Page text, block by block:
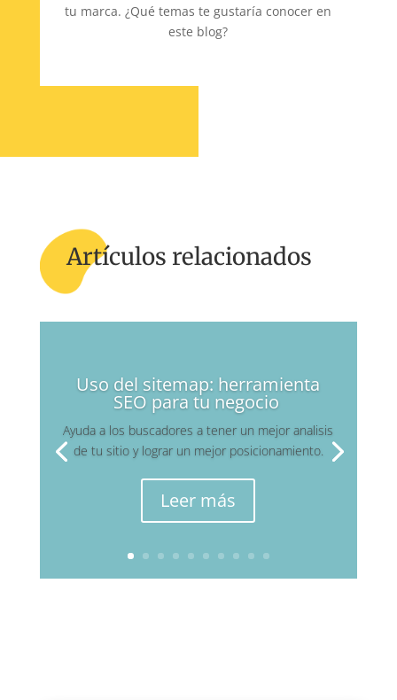
tu marca. ¿Qué temas te gustaría conocer en
este blog?
Artículos relacionados
Uso del sitemap: herramienta
SEO para tu negocio
Ayuda a los buscadores a tener un mejor analisis
de tu sitio y lograr un mejor posicionamiento.
Leer más